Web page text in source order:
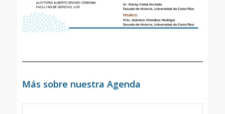
Más sobre nuestra Agenda